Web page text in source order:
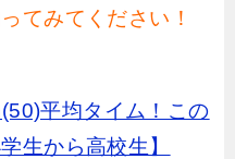
てみてください！
平均タイム！この
生から高校生】